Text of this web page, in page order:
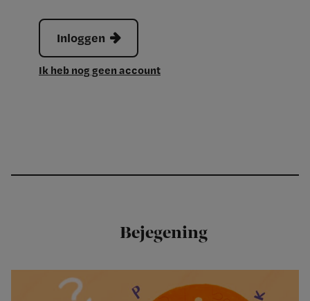
Inloggen
Ik heb nog geen account
Bejegening